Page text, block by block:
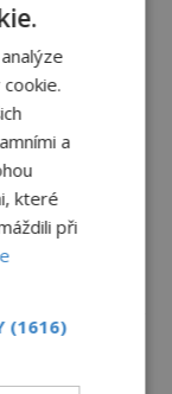
Mikuláše:
odnesla
Itálie
světců?
Evropou a
a
které
při
(1616)